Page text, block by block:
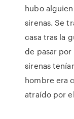
hubo
sirenas. Se
casa tras la
de pasar por
sirenas
hombre era
atraído por